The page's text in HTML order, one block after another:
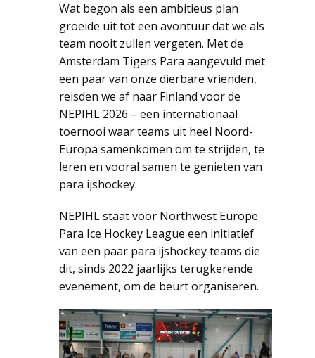
Contact
Donaties
Wat begon als een ambitieus plan
groeide uit tot een avontuur dat we als
team nooit zullen vergeten. Met de
Amsterdam Tigers Para aangevuld met
een paar van onze dierbare vrienden,
reisden we af naar Finland voor de
NEPIHL 2026 – een internationaal
toernooi waar teams uit heel Noord-
Europa samenkomen om te strijden, te
leren en vooral samen te genieten van
para ijshockey.
NEPIHL staat voor Northwest Europe
Para Ice Hockey League een initiatief
van een paar para ijshockey teams die
dit, sinds 2022 jaarlijks terugkerende
evenement, om de beurt organiseren.